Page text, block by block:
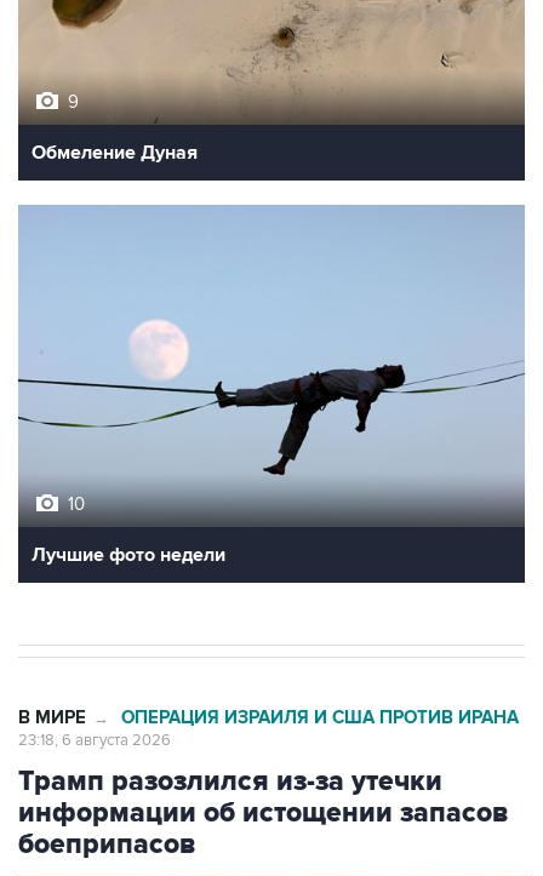
9
Обмеление Дуная
10
Лучшие фото недели
В МИРЕ → ОПЕРАЦИЯ ИЗРАИЛЯ И США ПРОТИВ ИРАНА
23:18, 6 августа 2026
Трамп разозлился из-за утечки
информации об истощении запасов
боеприпасов